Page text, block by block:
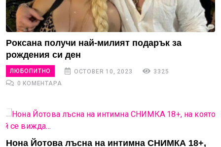
Роксана получи най-милият подарък за
рождения си ден
ЛЮБОПИТНО OCTOBER 10, 2023
3325
0 КОМЕНТАРА
Нона Йотова лъсна на интимна СНИМКА 18+,